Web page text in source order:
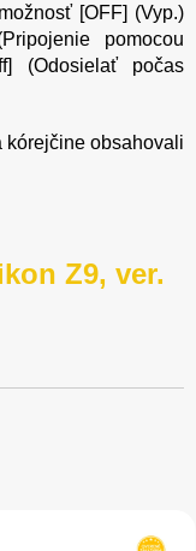
[OFF] (Vyp.)
pomocou
(Odosielať počas
kórejčine obsahovali
Z9, ver.